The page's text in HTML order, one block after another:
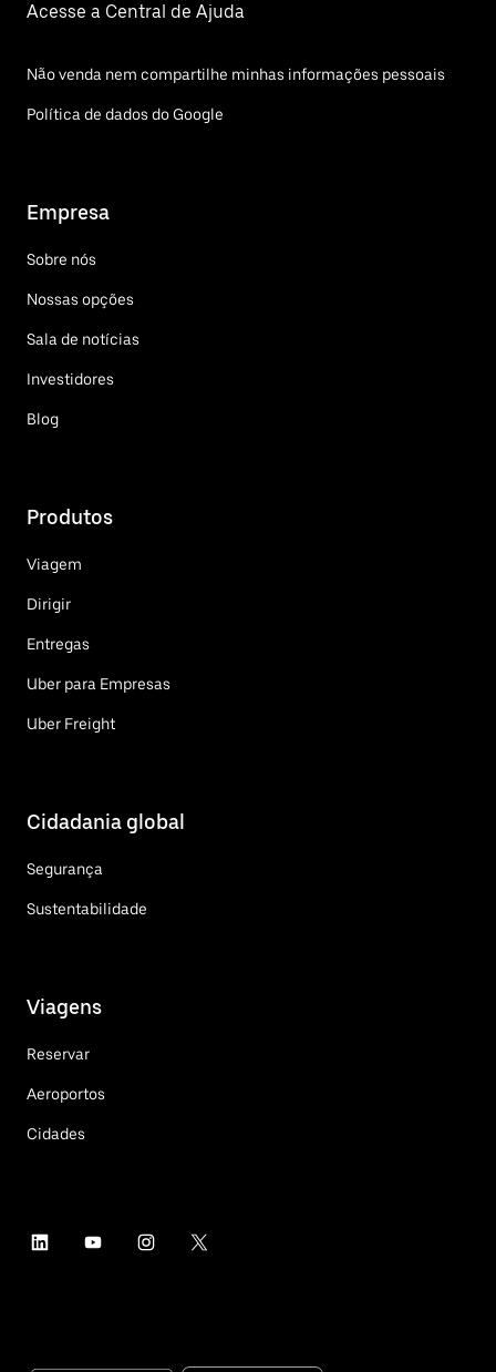
Acesse a Central de Ajuda
Não venda nem compartilhe minhas informações pessoais
Política de dados do Google
Empresa
Sobre nós
Nossas opções
Sala de notícias
Investidores
Blog
Produtos
Viagem
Dirigir
Entregas
Uber para Empresas
Uber Freight
Cidadania global
Segurança
Sustentabilidade
Viagens
Reservar
Aeroportos
Cidades